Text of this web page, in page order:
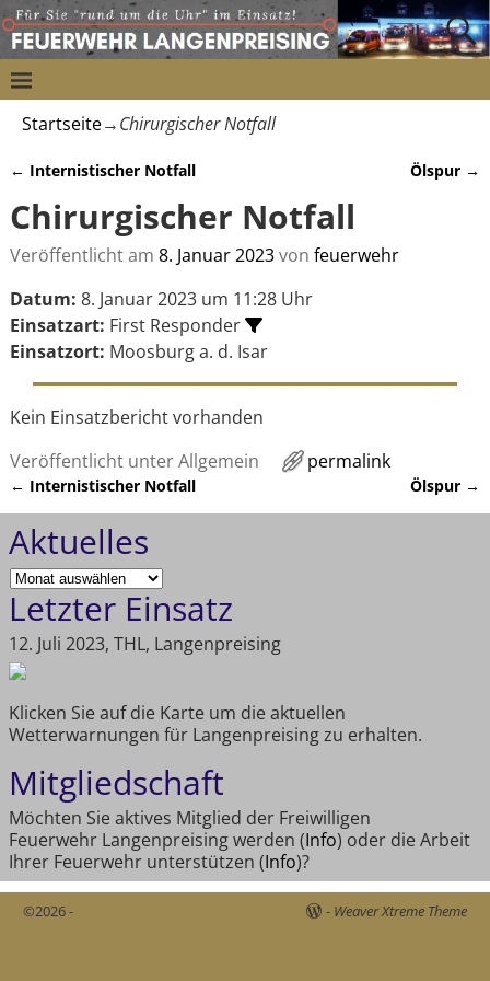
Startseite→Chirurgischer Notfall
← Internistischer Notfall Ölspur →
Chirurgischer Notfall
Veröffentlicht am 8. Januar 2023von feuerwehr
Datum: 8. Januar 2023 um 11:28 Uhr
Einsatzart: First Responder
Einsatzort: Moosburg a. d. Isar
Kein Einsatzbericht vorhanden
Veröffentlicht unterAllgemein permalink
Artikelnavigation
← Internistischer Notfall Ölspur →
Aktuelles
Letzter Einsatz
12. Juli 2023, THL, Langenpreising
Klicken Sie auf die Karte um die aktuellen
Wetterwarnungen für Langenpreising zu erhalten.
Mitgliedschaft
Möchten Sie aktives Mitglied der Freiwilligen
Feuerwehr Langenpreising werden (Info) oder die Arbeit
Ihrer Feuerwehr unterstützen (Info)?
©2026 - - Weaver Xtreme Theme